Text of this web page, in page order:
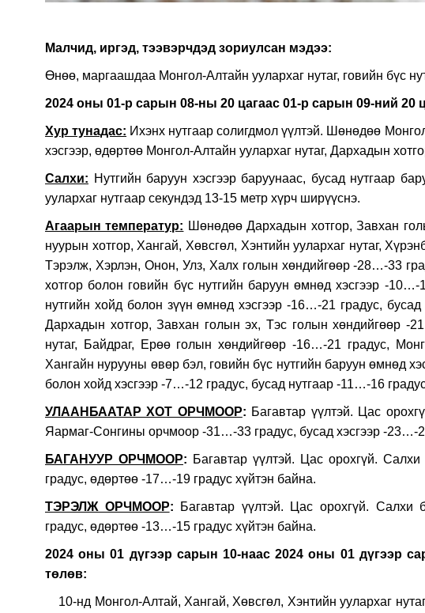
Малч­ид, иргэд, тээвэрчдэд зориулсан мэдээ:
Өнөө, маргаашдаа Монгол-Алтайн уулархаг нутаг, говийн бүс
2024 оны 01-р сарын 08-ны 20 цагаас 01-р сарын 09-ний 20
Хур тунадас: Ихэнх нутгаар солигдмол үүлтэй. Шөнөдөө
хэсгээр, өдөртөө Монгол-Алтайн уулархаг нутаг, Дархадын
Салхи: Нутгийн баруун хэсгээр баруунаас, бусад нутгаар
уулархаг нутгаар секундэд 13-15 метр хүрч ширүүснэ.
Агаарын температур: Шөнөдөө Дархадын хотгор, Завхан
нуурын хотгор, Хангай, Хөвсгөл, Хэнтийн уулархаг нутаг,
Тэрэлж, Хэрлэн, Онон, Улз, Халх голын хөндийгөөр -28…-33
хотгор болон говийн бүс нутгийн баруун өмнөд хэсгээр -
нутгийн хойд болон зүүн өмнөд хэсгээр -16…-21 градус,
Дархадын хотгор, Завхан голын эх, Тэс голын хөндийгөөр -
нутаг, Байдраг, Ерөө голын хөндийгөөр -16…-21 градус,
Хангайн нурууны өвөр бэл, говийн бүс нутгийн баруун өмнөд
болон хойд хэсгээр -7…-12 градус, бусад нутгаар -11…-16
УЛААНБААТАР ХОТ ОРЧМООР: Багавтар үүлтэй. Цас
Яармаг-Сонгины орчмоор -31…-33 градус, бусад хэсгээр -23…-
БАГАНУУР ОРЧМООР: Багавтар үүлтэй. Цас орохгүй.
градус, өдөртөө -17…-19 градус хүйтэн байна.
ТЭРЭЛЖ ОРЧМООР: Багавтар үүлтэй. Цас орохгүй.
градус, өдөртөө -13…-15 градус хүйтэн байна.
2024 оны 01 дүгээр сарын 10-наас 2024 оны 01 дүгээр
төлөв:
10-нд Монгол-Алтай, Хангай, Хөвсгөл, Хэнтийн уулархаг